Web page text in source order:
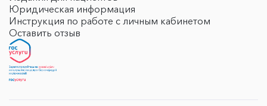
Юридическая информация
Инструкция по работе с личным кабинетом
Оставить отзыв